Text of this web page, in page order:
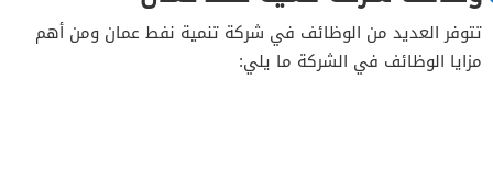
تتوفر العديد من الوظائف في شركة تنمية نفط عمان ومن أهم
مزايا الوظائف في الشركة ما يلي: